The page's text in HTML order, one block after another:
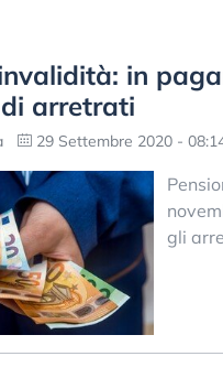
in
arretrati
29 Settembre 2020 -
gli